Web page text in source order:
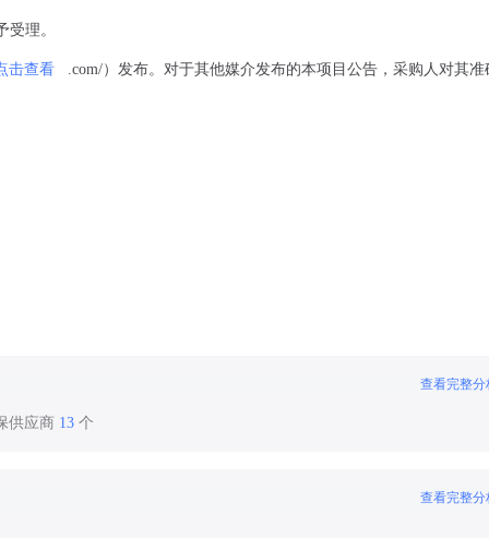
理。
击查看 .com/）发布。对于其他媒介发布的本项目公告，采购人对其准
查看完整分
供应商 13 个
查看完整分